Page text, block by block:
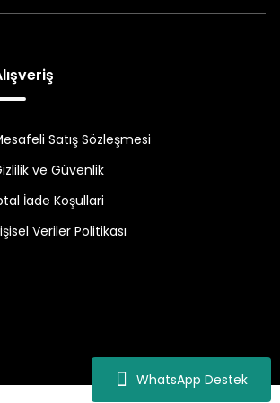
WhatsApp Destek
Satış Sözleşmesi
ve Güvenlik
İade Koşullari
Veriler Politikası